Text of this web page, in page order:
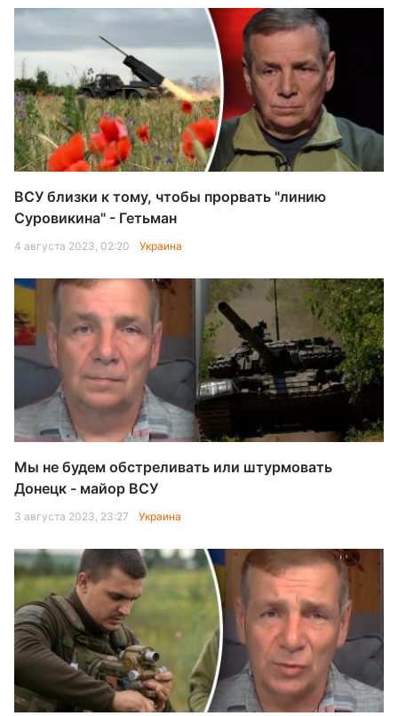
ВСУ близки к тому, чтобы прорвать "линию
Суровикина" - Гетьман
4 августа 2023, 02:20 Украина
Мы не будем обстреливать или штурмовать
Донецк - майор ВСУ
3 августа 2023, 23:27 Украина